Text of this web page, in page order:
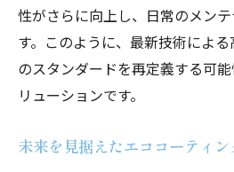
エーワンA1と共に歩む
コーティング業界にお
割
未来を見据えたコーテ
性がさらに向上し、日常のメン
す。このように、最新技術によ
のスタンダードを再定義する可
リューションです。
未来を見据えたエココーティ